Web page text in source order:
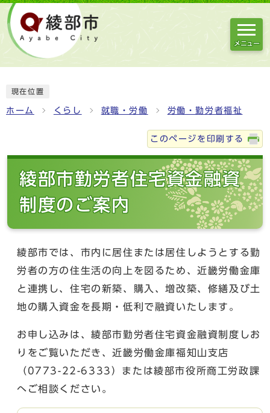
メニュー
現在位置
ホーム くらし 就職・労働 労働・勤労者福祉
このページを印刷する
綾部市勤労者住宅資金融資
制度のご案内
綾部市では、市内に居住または居住しようとする勤
労者の方の住生活の向上を図るため、近畿労働金庫
と連携し、住宅の新築、購入、増改築、修繕及び土
地の購入資金を長期・低利で融資いたします。
お申し込みは、綾部市勤労者住宅資金融資制度しお
りをご覧いただき、近畿労働金庫福知山支店
（0773-22-6333）または綾部市役所商工労政課
へご相談ください。